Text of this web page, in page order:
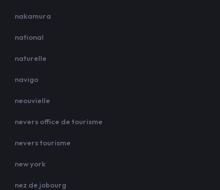
nakamura
national
naturelle
navigo
neouvielle
nevers office de tourisme
nevers tourisme
new york
nez de jobourg